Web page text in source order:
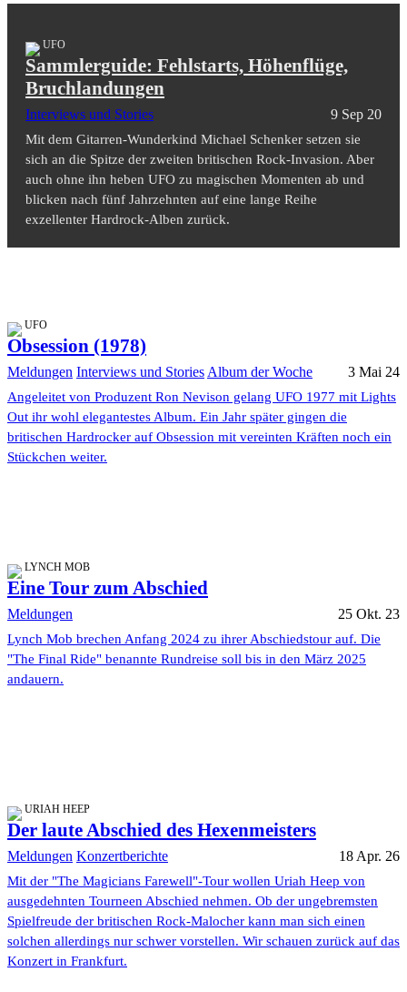
UFO
Sammlerguide: Fehlstarts, Höhenflüge,
Bruchlandungen
Interviews und Stories 9 Sep 20
Mit dem Gitarren-Wunderkind Michael Schenker setzen sie
sich an die Spitze der zweiten britischen Rock-Invasion. Aber
auch ohne ihn heben UFO zu magischen Momenten ab und
blicken nach fünf Jahrzehnten auf eine lange Reihe
exzellenter Hardrock-Alben zurück.
UFO
Obsession (1978)
Meldungen Interviews und StoriesAlbum der Woche 3 Mai 24
Angeleitet von Produzent Ron Nevison gelang UFO 1977 mit Lights
Out ihr wohl elegantestes Album. Ein Jahr später gingen die
britischen Hardrocker auf Obsession mit vereinten Kräften noch ein
Stückchen weiter.
LYNCH MOB
Eine Tour zum Abschied
Meldungen 25 Okt. 23
Lynch Mob brechen Anfang 2024 zu ihrer Abschiedstour auf. Die
"The Final Ride" benannte Rundreise soll bis in den März 2025
andauern.
URIAH HEEP
Der laute Abschied des Hexenmeisters
Meldungen Konzertberichte 18 Apr. 26
Mit der "The Magicians Farewell"-Tour wollen Uriah Heep von
ausgedehnten Tourneen Abschied nehmen. Ob der ungebremsten
Spielfreude der britischen Rock-Malocher kann man sich einen
solchen allerdings nur schwer vorstellen. Wir schauen zurück auf das
Konzert in Frankfurt.